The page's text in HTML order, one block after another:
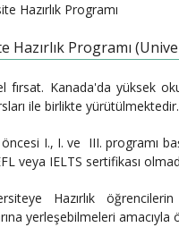
Hazırlık Programı
Hazırlık Programı
fırsat. Kanada'da yüksek
ile birlikte yürütülmektedir.
I., I. ve III. programı
veya IELTS sertifikası
Hazırlık
yerleşebilmeleri amacıyla